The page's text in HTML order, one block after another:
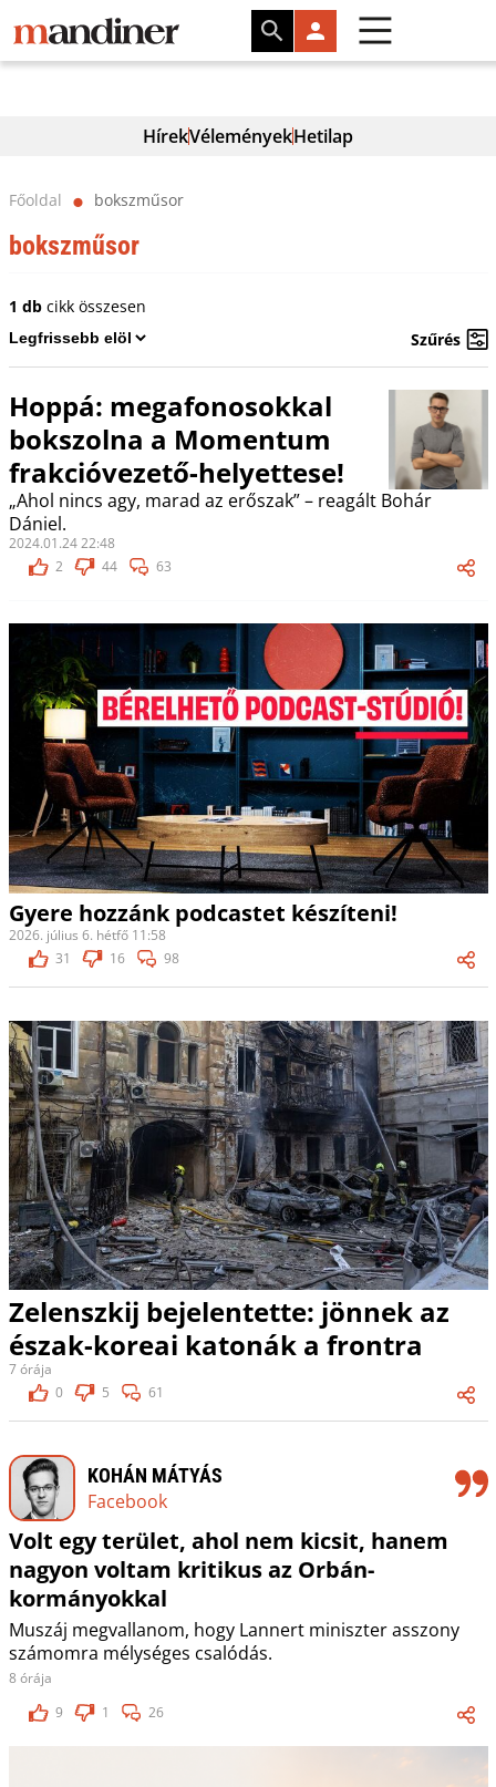
HírekVéleményekHetilap
Főoldal ⬤ bokszműsor
bokszműsor
1 dbcikk összesen
Szűrés
Hoppá: megafonosokkal
bokszolna a Momentum
frakcióvezető-helyettese!
„Ahol nincs agy, marad az erőszak” – reagált Bohár
Dániel.
2024.01.24 22:48
2
44 63
Gyere hozzánk podcastet készíteni!
2026. július 6. hétfő 11:58
31
16 98
Zelenszkij bejelentette: jönnek az
észak-koreai katonák a frontra
7 órája
0
5 61
KOHÁN MÁTYÁS
Facebook
Volt egy terület, ahol nem kicsit, hanem
nagyon voltam kritikus az Orbán-
kormányokkal
Muszáj megvallanom, hogy Lannert miniszter asszony
számomra mélységes csalódás.
8 órája
9
1 26